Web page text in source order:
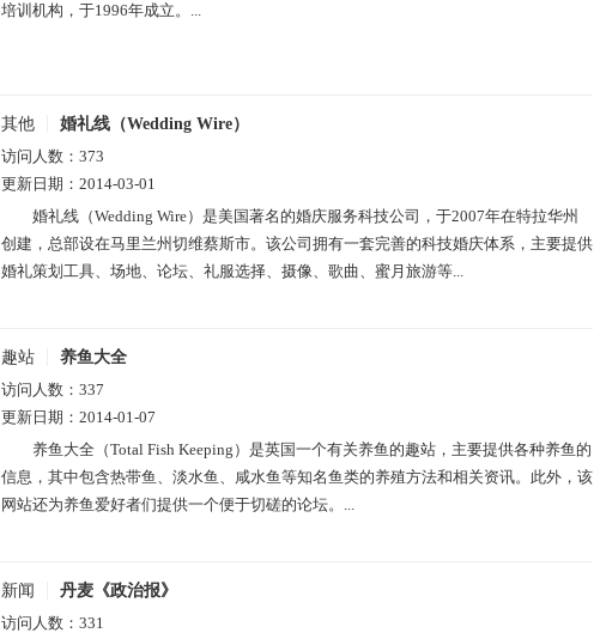
培训机构，于1996年成立。...
其他
婚礼线（Wedding Wire）
访问人数： 373
更新日期： 2014-03-01
婚礼线（Wedding Wire）是美国著名的婚庆服务科技公司，于2007年在特拉华州
创建，总部设在马里兰州切维蔡斯市。该公司拥有一套完善的科技婚庆体系，主要提供
婚礼策划工具、场地、论坛、礼服选择、摄像、歌曲、蜜月旅游等...
趣站
养鱼大全
访问人数： 337
更新日期： 2014-01-07
养鱼大全（Total Fish Keeping）是英国一个有关养鱼的趣站，主要提供各种养鱼的
信息，其中包含热带鱼、淡水鱼、咸水鱼等知名鱼类的养殖方法和相关资讯。此外，该
网站还为养鱼爱好者们提供一个便于切磋的论坛。...
新闻
丹麦《政治报》
访问人数： 331